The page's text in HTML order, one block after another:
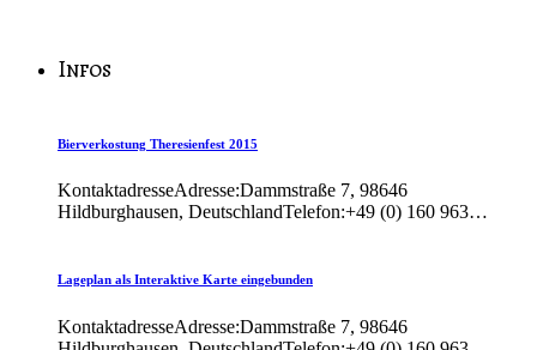
Infos
Bierverkostung Theresienfest 2015
KontaktadresseAdresse:Dammstraße 7, 98646
Hildburghausen, DeutschlandTelefon:+49 (0) 160 963…
Lageplan als Interaktive Karte eingebunden
KontaktadresseAdresse:Dammstraße 7, 98646